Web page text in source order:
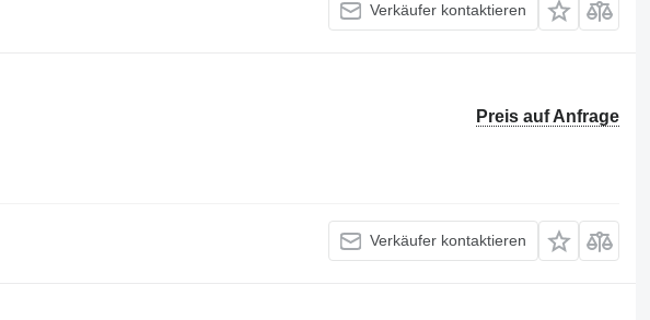
Verkäufer kontaktieren
Preis auf Anfrage
Verkäufer kontaktieren